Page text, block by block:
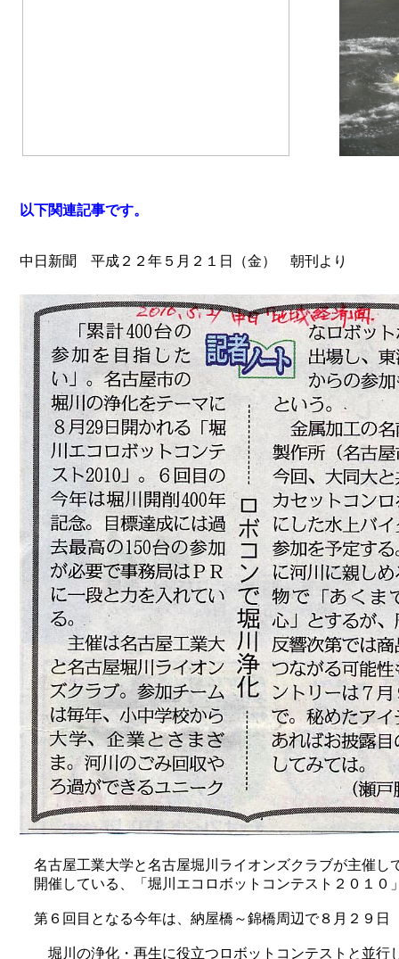
以下関連記事です。
中日新聞 平成２２年５月２１日（金） 朝刊より
名古屋工業大学と名古屋堀川ライオンズクラブが主催し
開催している、「堀川エコロボットコンテスト２０１０
第６回目となる今年は、納屋橋～錦橋周辺で８月２９日
堀川の浄化・再生に役立つロボットコンテストと並行